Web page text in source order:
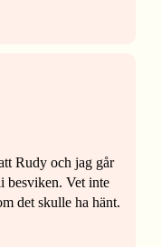
Rudy och jag går
besviken. Vet inte
det skulle ha hänt.